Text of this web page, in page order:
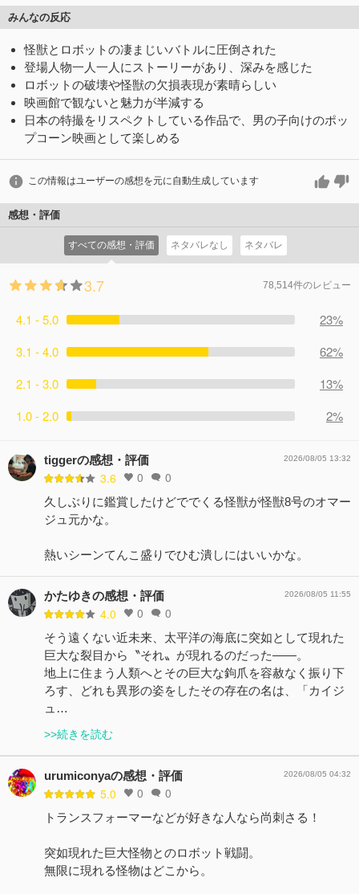
みんなの反応
怪獣とロボットの凄まじいバトルに圧倒された
登場人物一人一人にストーリーがあり、深みを感じた
ロボットの破壊や怪獣の欠損表現が素晴らしい
映画館で観ないと魅力が半減する
日本の特撮をリスペクトしている作品で、男の子向けのポッ
プコーン映画として楽しめる
この情報はユーザーの感想を元に自動生成しています
感想・評価
すべての感想・評価 ネタバレなし ネタバレ
3.7 78,514件のレビュー
4.1 - 5.0
23%
3.1 - 4.0
62%
2.1 - 3.0
13%
1.0 - 2.0
2%
tiggerの感想・評価
3.6 0 0
2026/08/05 13:32
久しぶりに鑑賞したけどででくる怪獣が怪獣8号のオマー
ジュ元かな。
熱いシーンてんこ盛りでひむ潰しにはいいかな。
かたゆきの感想・評価
4.0 0 0
2026/08/05 11:55
そう遠くない近未来、太平洋の海底に突如として現れた
巨大な裂目から〝それ〟が現れるのだった――。
地上に住まう人類へとその巨大な鉤爪を容赦なく振り下
ろす、どれも異形の姿をしたその存在の名は、「カイジ
ュ…
>>続きを読む
urumiconyaの感想・評価
5.0 0 0
2026/08/05 04:32
トランスフォーマーなどが好きな人なら尚刺さる！
突如現れた巨大怪物とのロボット戦闘。
無限に現れる怪物はどこから。